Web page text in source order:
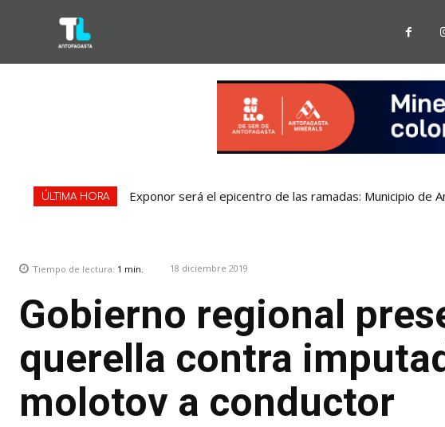
ÚLTIMA HORA Exponor será el epicentro de las ramadas: Municipio de
Tiempo de lectura: 1 min. 18 diciembre 2019
Gobierno regional
querella contra
molotov a conductor